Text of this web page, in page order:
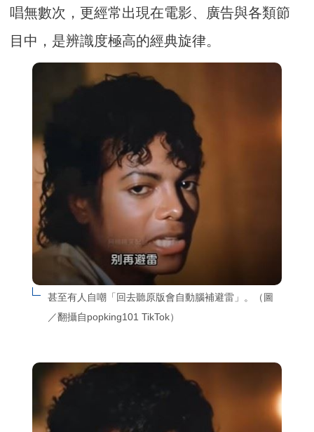
唱無數次，更經常出現在電影、廣告與各類節
目中，是辨識度極高的經典旋律。
甚至有人自嘲「回去聽原版會自動腦補避雷」。（圖
／翻攝自popking101 TikTok）